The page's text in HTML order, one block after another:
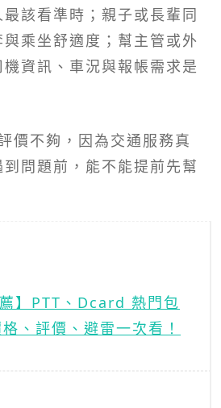
該看準時；親子或長輩同
乘坐舒適度；幫主管或外
資訊、車況與報帳需求是
價不夠，因為交通服務真
問題前，能不能提前先幫
】PTT、Dcard 熱門包
、評價、避雷一次看！